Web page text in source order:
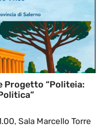
Progetto “Politeia:
Sala Marcello Torre